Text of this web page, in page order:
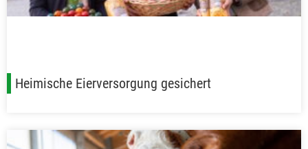
Heimische Eierversorgung gesichert